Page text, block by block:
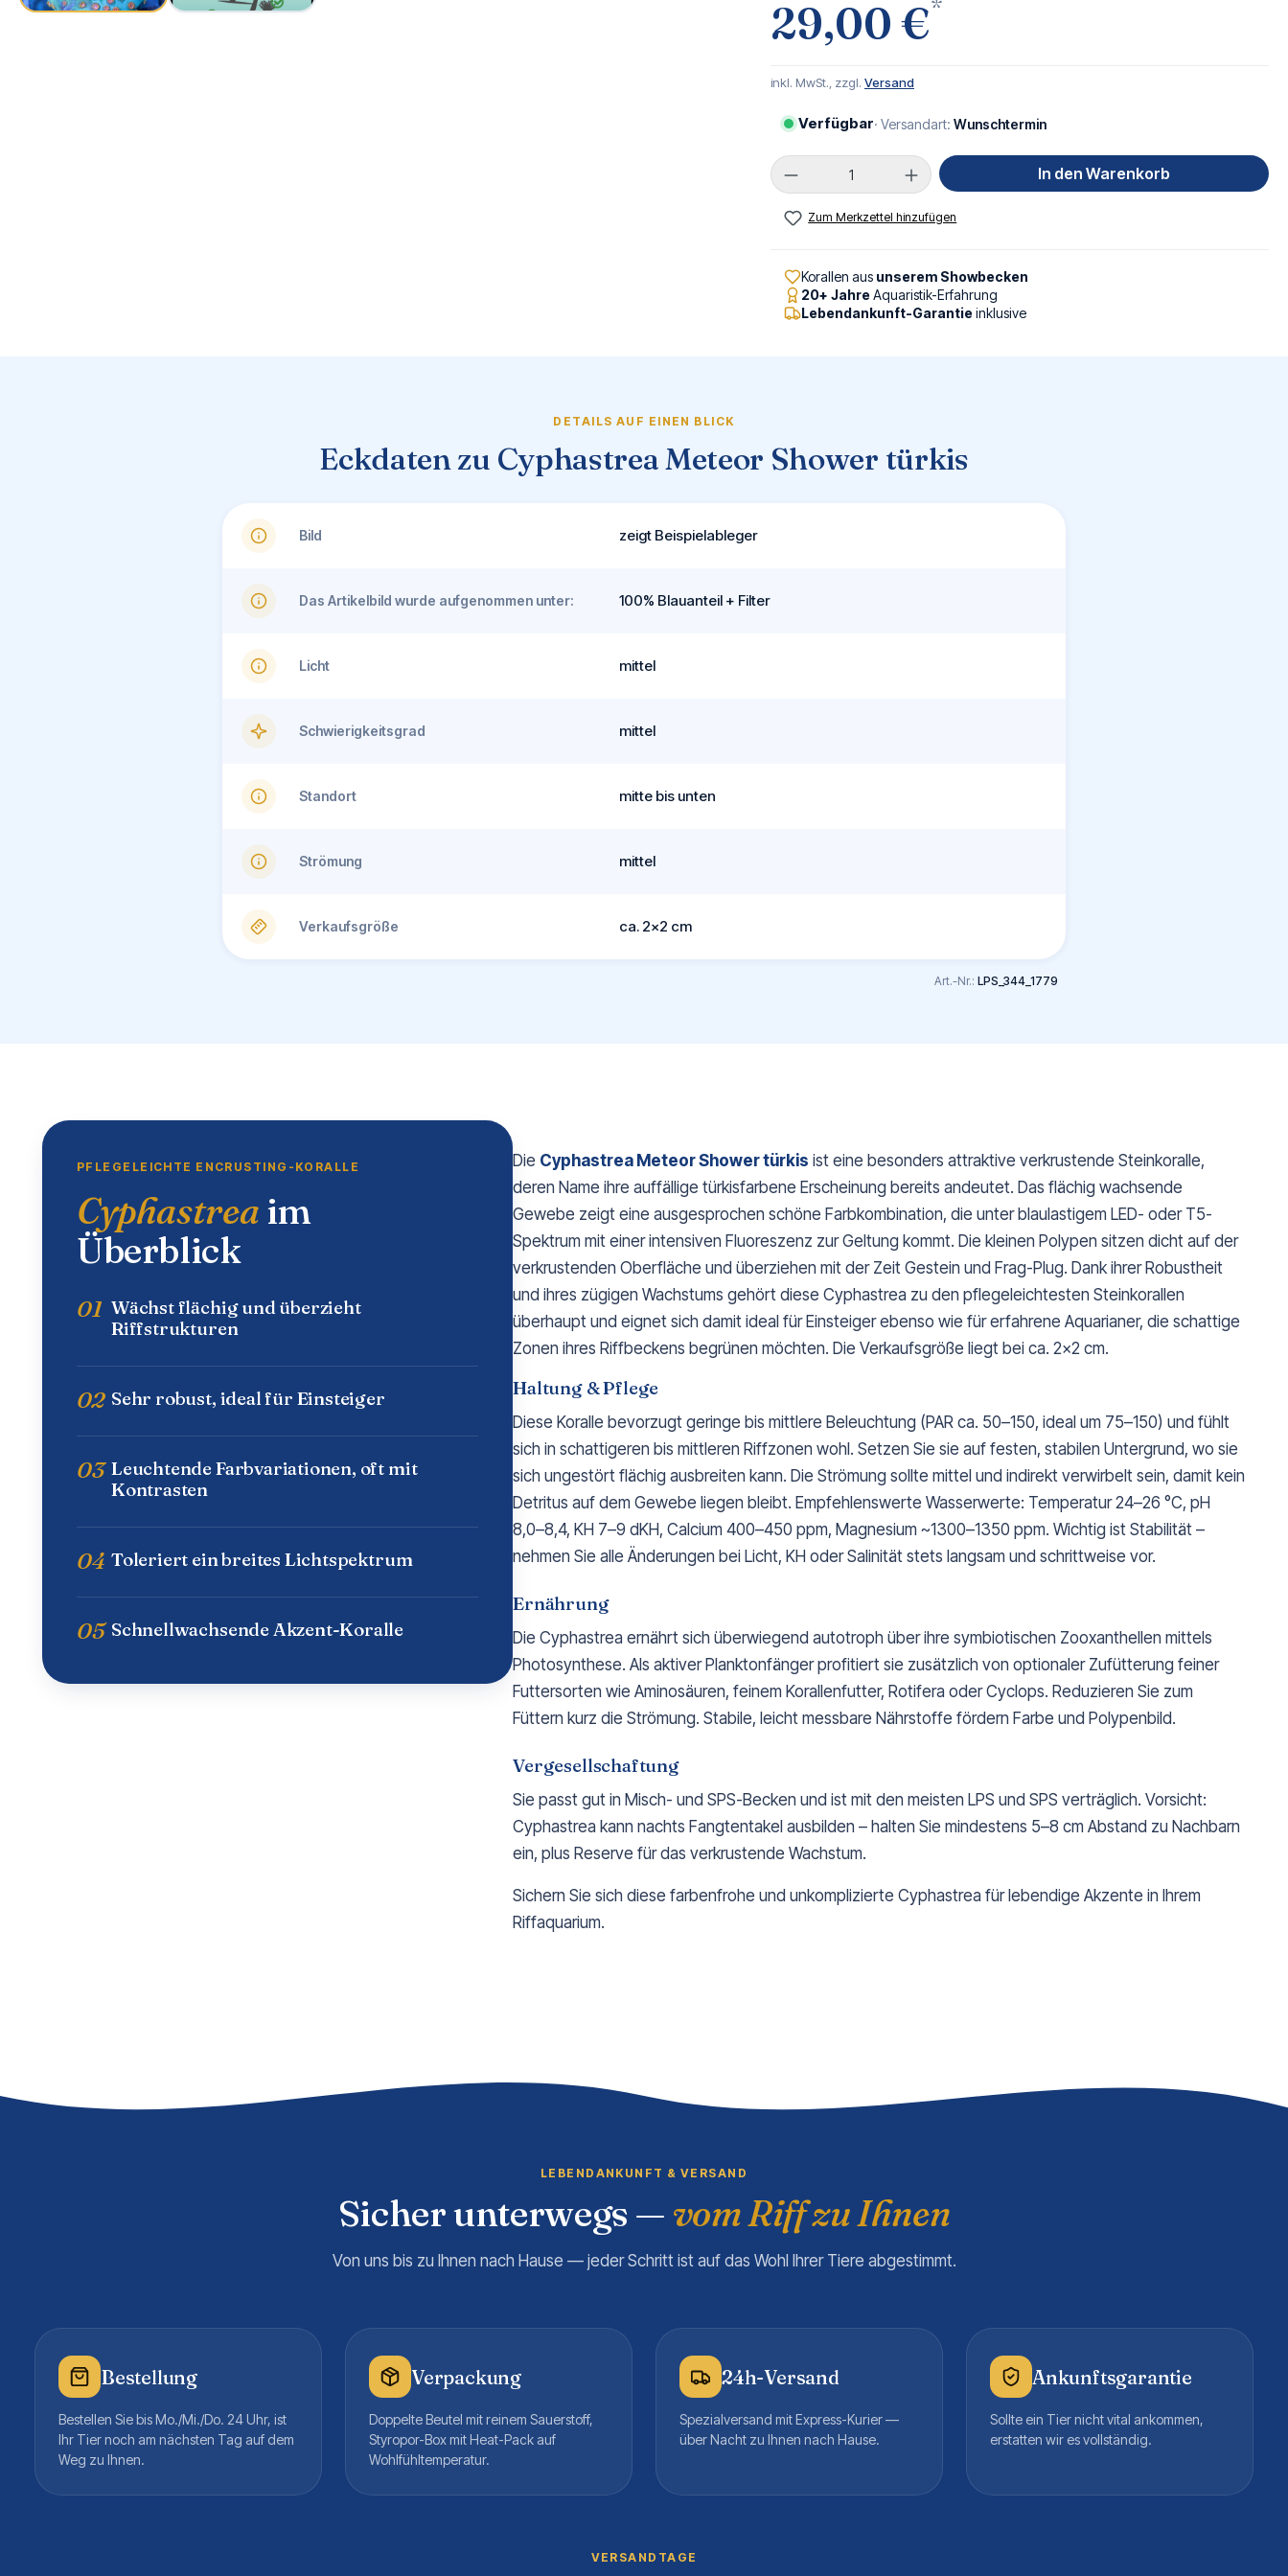
29,00 €*
inkl. MwSt., zzgl. Versand
Verfügbar· Versandart: Wunschtermin
Produkt Anzahl: Gib den gewünschten Wert ein
In den Warenkorb
Zum Merkzettel hinzufügen
Korallen aus unserem Showbecken
20+ JahreAquaristik-Erfahrung
Lebendankunft-Garantieinklusive
DETAILS AUF EINEN BLICK
Eckdaten zu Cyphastrea Meteor Shower türkis
Bild zeigt Beispielableger
Das Artikelbild wurde aufgenommen unter: 100% Blauanteil + Filter
Licht mittel
Schwierigkeitsgrad mittel
Standort mitte bis unten
Strömung mittel
Verkaufsgröße ca. 2x2 cm
Art.-Nr.: LPS_344_1779
PFLEGELEICHTE ENCRUSTING-KORALLE
Cyphastreaim
Überblick
01 Wächst flächig und überzieht
Riffstrukturen
02 Sehr robust, ideal für Einsteiger
03 Leuchtende Farbvariationen, oft mit
Kontrasten
04 Toleriert ein breites Lichtspektrum
05 Schnellwachsende Akzent-Koralle
Die Cyphastrea Meteor Shower türkis ist eine besonders attraktive verkrustende Steinkoralle,
deren Name ihre auffällige türkisfarbene Erscheinung bereits andeutet. Das flächig wachsende
Gewebe zeigt eine ausgesprochen schöne Farbkombination, die unter blaulastigem LED- oder T5-
Spektrum mit einer intensiven Fluoreszenz zur Geltung kommt. Die kleinen Polypen sitzen dicht auf der
verkrustenden Oberfläche und überziehen mit der Zeit Gestein und Frag-Plug. Dank ihrer Robustheit
und ihres zügigen Wachstums gehört diese Cyphastrea zu den pflegeleichtesten Steinkorallen
überhaupt und eignet sich damit ideal für Einsteiger ebenso wie für erfahrene Aquarianer, die schattige
Zonen ihres Riffbeckens begrünen möchten. Die Verkaufsgröße liegt bei ca. 2x2 cm.
Haltung & Pflege
Diese Koralle bevorzugt geringe bis mittlere Beleuchtung (PAR ca. 50–150, ideal um 75–150) und fühlt
sich in schattigeren bis mittleren Riffzonen wohl. Setzen Sie sie auf festen, stabilen Untergrund, wo sie
sich ungestört flächig ausbreiten kann. Die Strömung sollte mittel und indirekt verwirbelt sein, damit kein
Detritus auf dem Gewebe liegen bleibt. Empfehlenswerte Wasserwerte: Temperatur 24–26 °C, pH
8,0–8,4, KH 7–9 dKH, Calcium 400–450 ppm, Magnesium ~1300–1350 ppm. Wichtig ist Stabilität –
nehmen Sie alle Änderungen bei Licht, KH oder Salinität stets langsam und schrittweise vor.
Ernährung
Die Cyphastrea ernährt sich überwiegend autotroph über ihre symbiotischen Zooxanthellen mittels
Photosynthese. Als aktiver Planktonfänger profitiert sie zusätzlich von optionaler Zufütterung feiner
Futtersorten wie Aminosäuren, feinem Korallenfutter, Rotifera oder Cyclops. Reduzieren Sie zum
Füttern kurz die Strömung. Stabile, leicht messbare Nährstoffe fördern Farbe und Polypenbild.
Vergesellschaftung
Sie passt gut in Misch- und SPS-Becken und ist mit den meisten LPS und SPS verträglich. Vorsicht:
Cyphastrea kann nachts Fangtentakel ausbilden – halten Sie mindestens 5–8 cm Abstand zu Nachbarn
ein, plus Reserve für das verkrustende Wachstum.
Sichern Sie sich diese farbenfrohe und unkomplizierte Cyphastrea für lebendige Akzente in Ihrem
Riffaquarium.
LEBENDANKUNFT & VERSAND
Sicher unterwegs — vom Riff zu Ihnen
Von uns bis zu Ihnen nach Hause — jeder Schritt ist auf das Wohl Ihrer Tiere abgestimmt.
Bestellung
Bestellen Sie bis Mo./Mi./Do. 24 Uhr, ist
Ihr Tier noch am nächsten Tag auf dem
Weg zu Ihnen.
Verpackung
Doppelte Beutel mit reinem Sauerstoff,
Styropor-Box mit Heat-Pack auf
Wohlfühltemperatur.
24h-Versand
Spezialversand mit Express-Kurier —
über Nacht zu Ihnen nach Hause.
Ankunftsgarantie
Sollte ein Tier nicht vital ankommen,
erstatten wir es vollständig.
VERSANDTAGE